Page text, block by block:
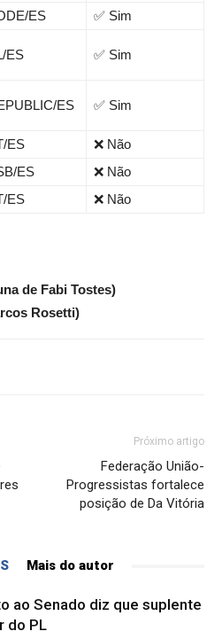
ES
✅ Sim
ES ✅ Sim
ES ✅ Sim
ES
❌ Não
ES
❌ Não
ES ❌ Não
de Fabi Tostes)
Rosetti)
Próximo artigo
Federação União-
Progressistas fortalece
posição de Da Vitória
Mais do autor
ao Senado diz que suplente
do PL